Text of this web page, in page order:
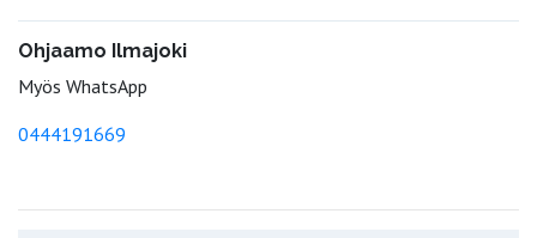
Ohjaamo Ilmajoki
Myös WhatsApp
0444191669